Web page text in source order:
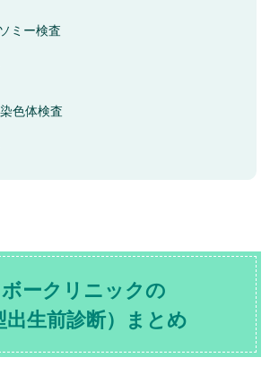
ミー検査
色体検査
ークリニックの
出生前診断）まとめ